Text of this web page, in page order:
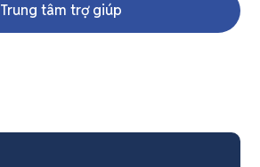
Trung tâm trợ giúp